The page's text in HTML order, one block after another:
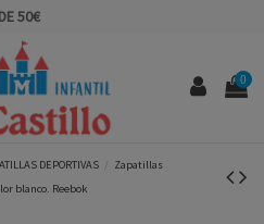
50€
0
DEPORTIVAS
Zapatillas
blanco. Reebok